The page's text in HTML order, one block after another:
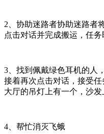
2、协助迷路者协助迷路者
点击对话并完成搬运，任
3、找到佩戴绿色耳机的人
接着再次点击对话，接受
大厅的吊灯上有一个，沙
4、帮忙消灭飞蛾